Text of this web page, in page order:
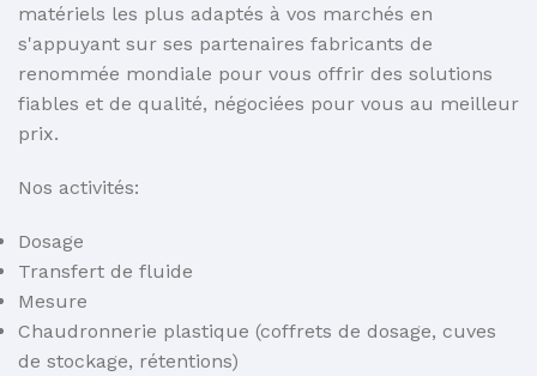
matériels les plus adaptés à vos marchés en
s'appuyant sur ses partenaires fabricants de
renommée mondiale pour vous offrir des solutions
fiables et de qualité, négociées pour vous au meilleur
prix.
Nos activités:
Dosage
Transfert de fluide
Mesure
Chaudronnerie plastique (coffrets de dosage, cuves
de stockage, rétentions)